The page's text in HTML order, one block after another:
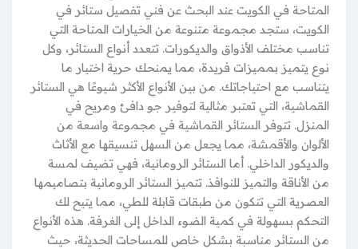
المتاحة في الكويت عند البحث عن فني تفصيل ستائر في
الكويت، ستجد مجموعة متنوعة من الخيارات المتاحة التي
تناسب مختلف الأذواق والديكورات. تتعدد أنواع الستائر، وكل
نوع يتميز بمميزات فريدة، مما يمنحك حرية اختيار ما
يتناسب مع احتياجاتك. من بين الأنواع الأكثر شيوعًا هي الستائر
القماشية، التي تعتبر مثالية لتوفير جو دافئ ومريح في
المنزل. تتوفر الستائر القماشية في مجموعة واسعة من
الألوان والأقمشة، مما يجعل من السهل تنسيقها مع الأثاث
والديكور الداخلي. أما الستائر الرومانية، فهي تضيف لمسة
من الأناقة والتميز للنوافذ. تتميز الستائر الرومانية بتصاميمها
العصرية التي تتكون من طبقات قابلة للطي، مما يتيح لك
التحكم بسهولة في كمية الضوء الداخل إلى الغرفة. هذه الأنواع
من الستائر مناسبة بشكل خاص للمساحات الحديثة، حيث